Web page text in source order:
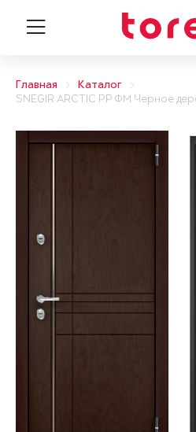
Главная
Каталог
SNEGIR ARCTIC PP ФМ Черное